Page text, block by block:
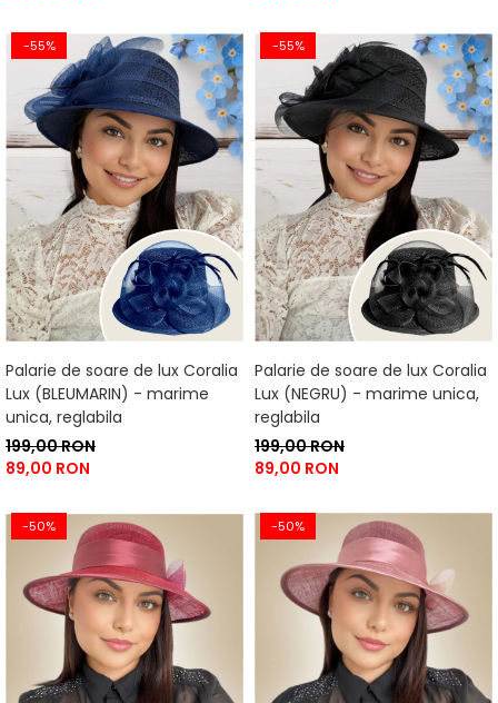
-55%
Palarie de soare de lux Coralia
Lux (BLEUMARIN) - marime
unica, reglabila
199,00 RON
89,00 RON
-55%
Palarie de soare de lux Coralia
Lux (NEGRU) - marime unica,
reglabila
199,00 RON
89,00 RON
-50% -50%